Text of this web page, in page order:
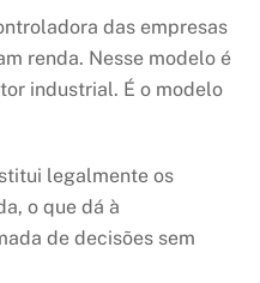
das empresas
renda. Nesse modelo é
industrial. É o modelo
legalmente os
o que dá à
de decisões sem